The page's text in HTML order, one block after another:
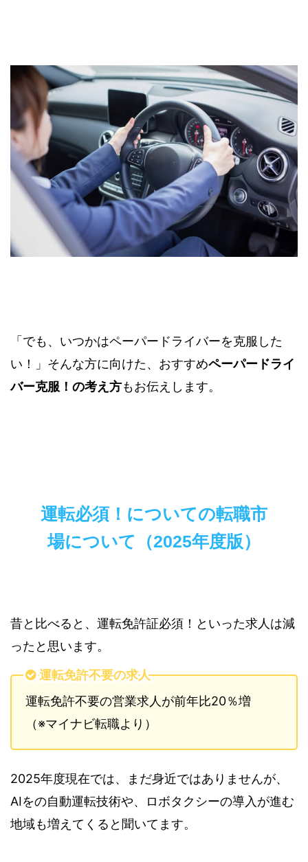
「でも、いつかはペーパードライバーを克服した
い！」そんな方に向けた、おすすめペーパードライ
バー克服！の考え方もお伝えします。
運転必須！についての転職市
場について（2025年度版）
昔と比べると、運転免許証必須！といった求人は減
ったと思います。
運転免許不要の求人
運転免許不要の営業求人が前年比20％増
（※マイナビ転職より）
2025年度現在では、まだ身近ではありませんが、
AIをの自動運転技術や、ロボタクシーの導入が進む
地域も増えてくると聞いてます。